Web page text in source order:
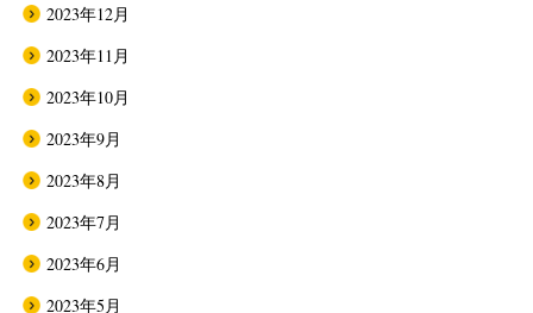
2023年12月
2023年11月
2023年10月
2023年9月
2023年8月
2023年7月
2023年6月
2023年5月